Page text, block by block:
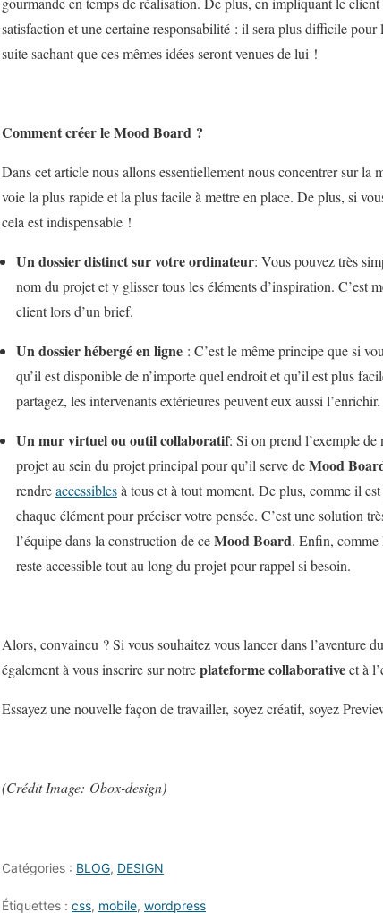
satisfaction et une certaine responsabilité : il sera plus difficile
suite sachant que ces mêmes idées seront venues de lui !
Comment créer le Mood Board ?
Dans cet article nous allons essentiellement nous concentrer sur la
voie la plus rapide et la plus facile à mettre en place. De plus, si
cela est indispensable !
Un dossier distinct sur votre ordinateur: Vous pouvez très
nom du projet et y glisser tous les éléments d’inspiration. C’est
client lors d’un brief.
Un dossier hébergé en ligne : C’est le même principe que si
qu’il est disponible de n’importe quel endroit et qu’il est plus
partagez, les intervenants extérieures peuvent eux aussi l’enrichir.
Un mur virtuel ou outil collaboratif: Si on prend l’exemple
projet au sein du projet principal pour qu’il serve deMood
rendreaccessiblesà tous et à tout moment. De plus, comme il
chaque élément pour préciser votre pensée. C’est une solution
l’équipe dans la construction de ceMood Board. Enfin, comme
reste accessible tout au long du projet pour rappel si besoin.
Alors, convaincu ? Si vous souhaitez vous lancer dans l’aventure du
également à vous inscrire sur notreplateforme collaborativeet à
Essayez une nouvelle façon de travailler, soyez créatif, soyez
(Crédit Image: Obox-design)
Catégories : BLOG, DESIGN
Étiquettes : css, mobile, wordpress